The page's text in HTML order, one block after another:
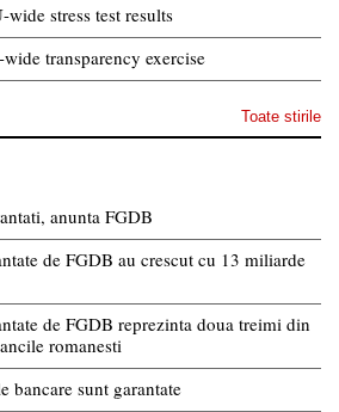
stress test results
transparency exercise
Toate stirile
anunta FGDB
de FGDB au crescut cu 13 miliarde
de FGDB reprezinta doua treimi din
romanesti
bancare sunt garantate